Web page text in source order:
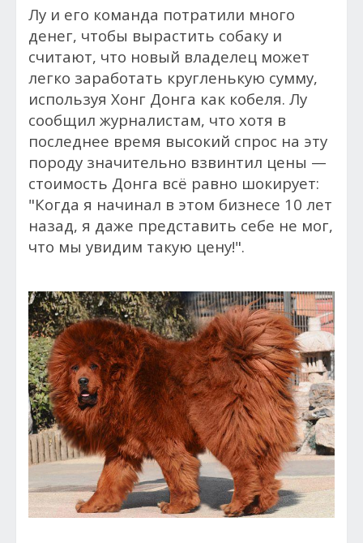
Лу и его команда потратили много
денег, чтобы вырастить собаку и
считают, что новый владелец может
легко заработать кругленькую сумму,
используя Хонг Донга как кобеля. Лу
сообщил журналистам, что хотя в
последнее время высокий спрос на эту
породу значительно взвинтил цены —
стоимость Донга всё равно шокирует:
"Когда я начинал в этом бизнесе 10 лет
назад, я даже представить себе не мог,
что мы увидим такую цену!".